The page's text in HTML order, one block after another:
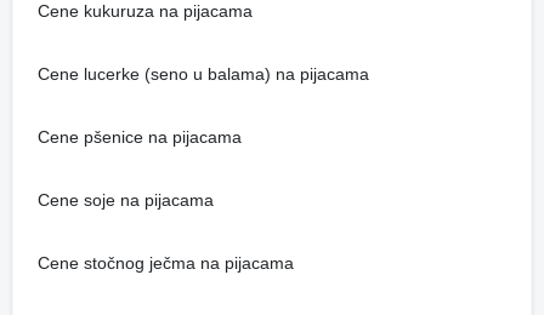
Cene kukuruza na pijacama
Cene lucerke (seno u balama) na pijacama
Cene pšenice na pijacama
Cene soje na pijacama
Cene stočnog ječma na pijacama